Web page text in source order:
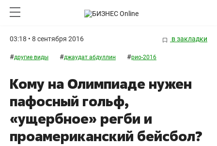
03:18 • 8 сентября 2016 в закладки
#другие виды #джаудат абдуллин #рио-2016
Кому на Олимпиаде нужен
пафосный гольф,
«ущербное» регби и
проамериканский бейсбол?